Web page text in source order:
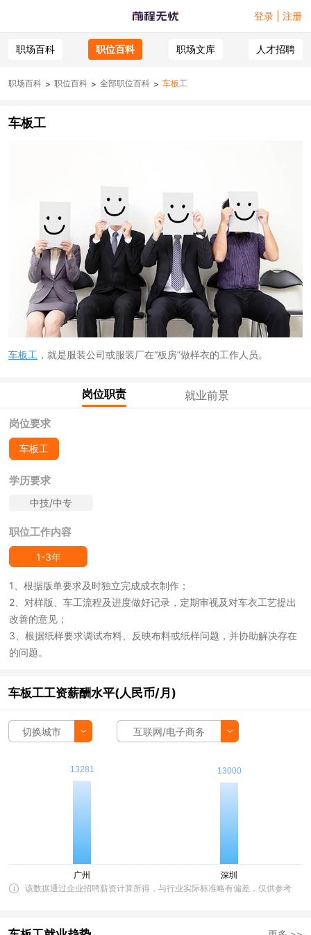
登录 | 注册
职场百科 职位百科 职场文库 人才招聘
职场百科 > 职位百科 > 全部职位百科 > 车板工
车板工
车板工 ，就是服装公司或服装厂在“板房”做样衣的工作人员。
岗位职责 就业前景
岗位要求
车板工
学历要求
中技/中专
职位工作内容
1-3年
1、根据版单要求及时独立完成成衣制作；
2、对样版、车工流程及进度做好记录，定期审视及对车衣工艺提出
改善的意见；
3、根据纸样要求调试布料、反映布料或纸样问题，并协助解决存在
的问题。
车板工工资薪酬水平(人民币/月)
切换城市 互联网/电子商务
该数据通过企业招聘薪资计算所得，与行业实际标准略有偏差，仅供参考